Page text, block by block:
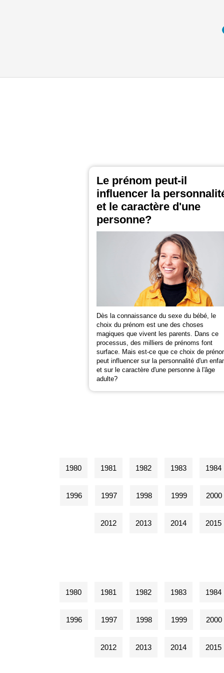
Le prénom peut-il
influencer la
et le caractère d'une
personne?
Dès la connaissance du sexe du bébé, le
choix du prénom est une des choses
magiques que vivent les parents. Dans ce
processus, des milliers de prénoms font
surface. Mais est-ce que ce choix de
peut influencer sur la personnalité d'un
et sur le caractère d'une personne à l'âge
adulte?
1980 1981 1982 1983 1984
1996 1997 1998 1999 2000
2012 2013 2014 2015
1980 1981 1982 1983 1984
1996 1997 1998 1999 2000
2012 2013 2014 2015